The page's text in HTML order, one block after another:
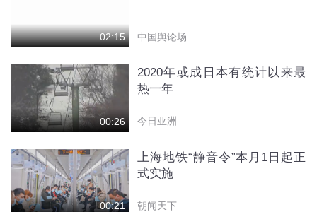
02:15 中国舆论场
00:26
2020年或成日本有统计以来最
热一年
今日亚洲
00:21
上海地铁“静音令”本月1日起正
式实施
朝闻天下